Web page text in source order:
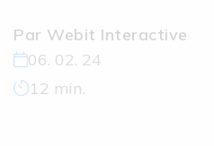
Par Webit Interactive
06. 02. 24
12 min.